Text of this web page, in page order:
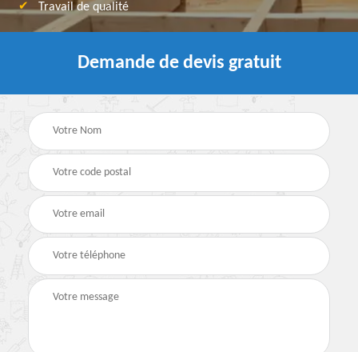
Travail de qualité
Demande de devis gratuit